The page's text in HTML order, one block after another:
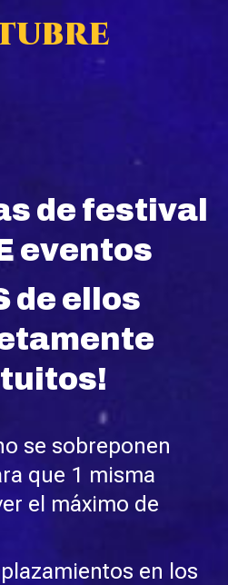
de festival
eventos
de ellos
se sobreponen
que 1 misma
el máximo de
en los